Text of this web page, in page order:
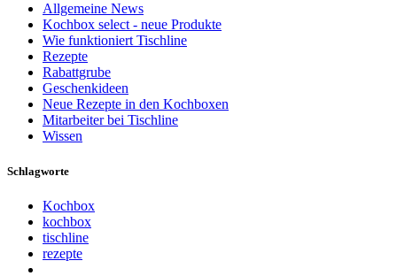
Allgemeine News
Kochbox select - neue Produkte
Wie funktioniert Tischline
Rezepte
Rabattgrube
Geschenkideen
Neue Rezepte in den Kochboxen
Mitarbeiter bei Tischline
Wissen
Schlagworte
Kochbox
kochbox
tischline
rezepte